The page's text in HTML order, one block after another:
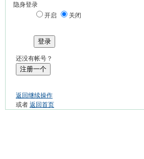
隐身登录
开启
关闭
登录
还没有帐号？
注册一个
返回继续操作
或者 返回首页